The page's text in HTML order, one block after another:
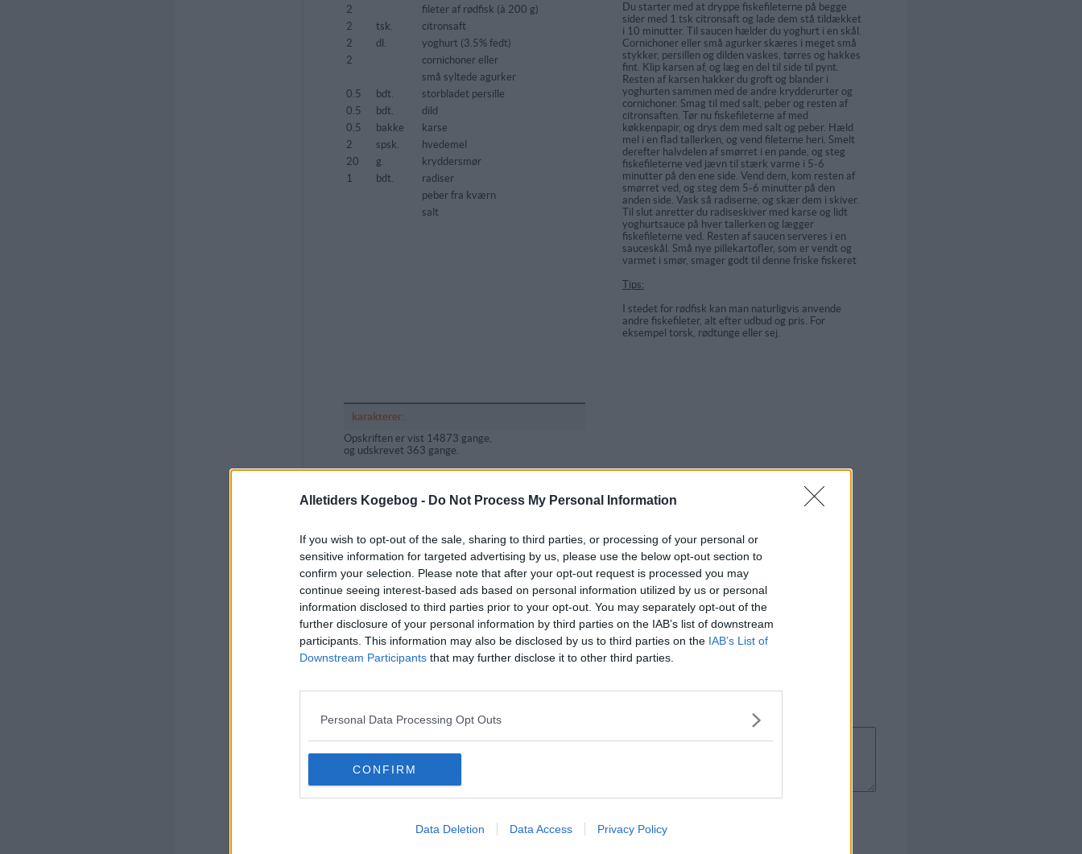
Alletiders Kogebog - Do Not Process My Personal Information
If you wish to opt-out of the sale, sharing to third parties, or processing of your personal or
sensitive information for targeted advertising by us, please use the below opt-out section to
confirm your selection. Please note that after your opt-out request is processed you may
continue seeing interest-based ads based on personal information utilized by us or personal
information disclosed to third parties prior to your opt-out. You may separately opt-out of the
further disclosure of your personal information by third parties on the IAB’s list of downstream
participants. This information may also be disclosed by us to third parties on the IAB’s List of
Downstream Participants that may further disclose it to other third parties.
Personal Data Processing Opt Outs
CONFIRM
Data Deletion Data Access Privacy Policy
2
fileter af rødfisk (à 200 g)
2
tsk.
citronsaft
2
dl.
yoghurt (3.5% fedt)
2
cornichoner eller
små syltede agurker
0.5
bdt.
storbladet persille
0.5
bdt.
dild
0.5
bakke
karse
2
spsk.
hvedemel
20
g.
kryddersmør
1
bdt.
radiser
peber fra kværn
salt
Du starter med at dryppe fiskefileterne på begge
sider med 1 tsk citronsaft og lade dem stå tildækket
i 10 minutter. Til saucen hælder du yoghurt i en skål.
Cornichoner eller små agurker skæres i meget små
stykker, persillen og dilden vaskes, tørres og hakkes
fint. Klip karsen af, og læg en del til side til pynt.
Resten af karsen hakker du groft og blander i
yoghurten sammen med de andre krydderurter og
cornichoner. Smag til med salt, peber og resten af
citronsaften. Tør nu fiskefileterne af med
køkkenpapir, og drys dem med salt og peber. Hæld
mel i en flad tallerken, og vend fileterne heri. Smelt
derefter halvdelen af smørret i en pande, og steg
fiskefileterne ved jævn til stærk varme i 5-6
minutter på den ene side. Vend dem, kom resten af
smørret ved, og steg dem 5-6 minutter på den
anden side. Vask så radiserne, og skær dem i skiver.
Til slut anretter du radiseskiver med karse og lidt
yoghurtsauce på hver tallerken og lægger
fiskefileterne ved. Resten af saucen serveres i en
sauceskål. Små nye pillekartofler, som er vendt og
varmet i smør, smager godt til denne friske fiskeret
Tips:
I stedet for rødfisk kan man naturligvis anvende
andre fiskefileter, alt efter udbud og pris. For
eksempel torsk, rødtunge eller sej.
karakterer:
Opskriften er vist 14873 gange,
og udskrevet 363 gange.
Bedømmelse af denne opskrift:
1
2 3 4
5
Kommentar fra:
Kommentar:
Kommentaren skal godkendes før den bliver synlig